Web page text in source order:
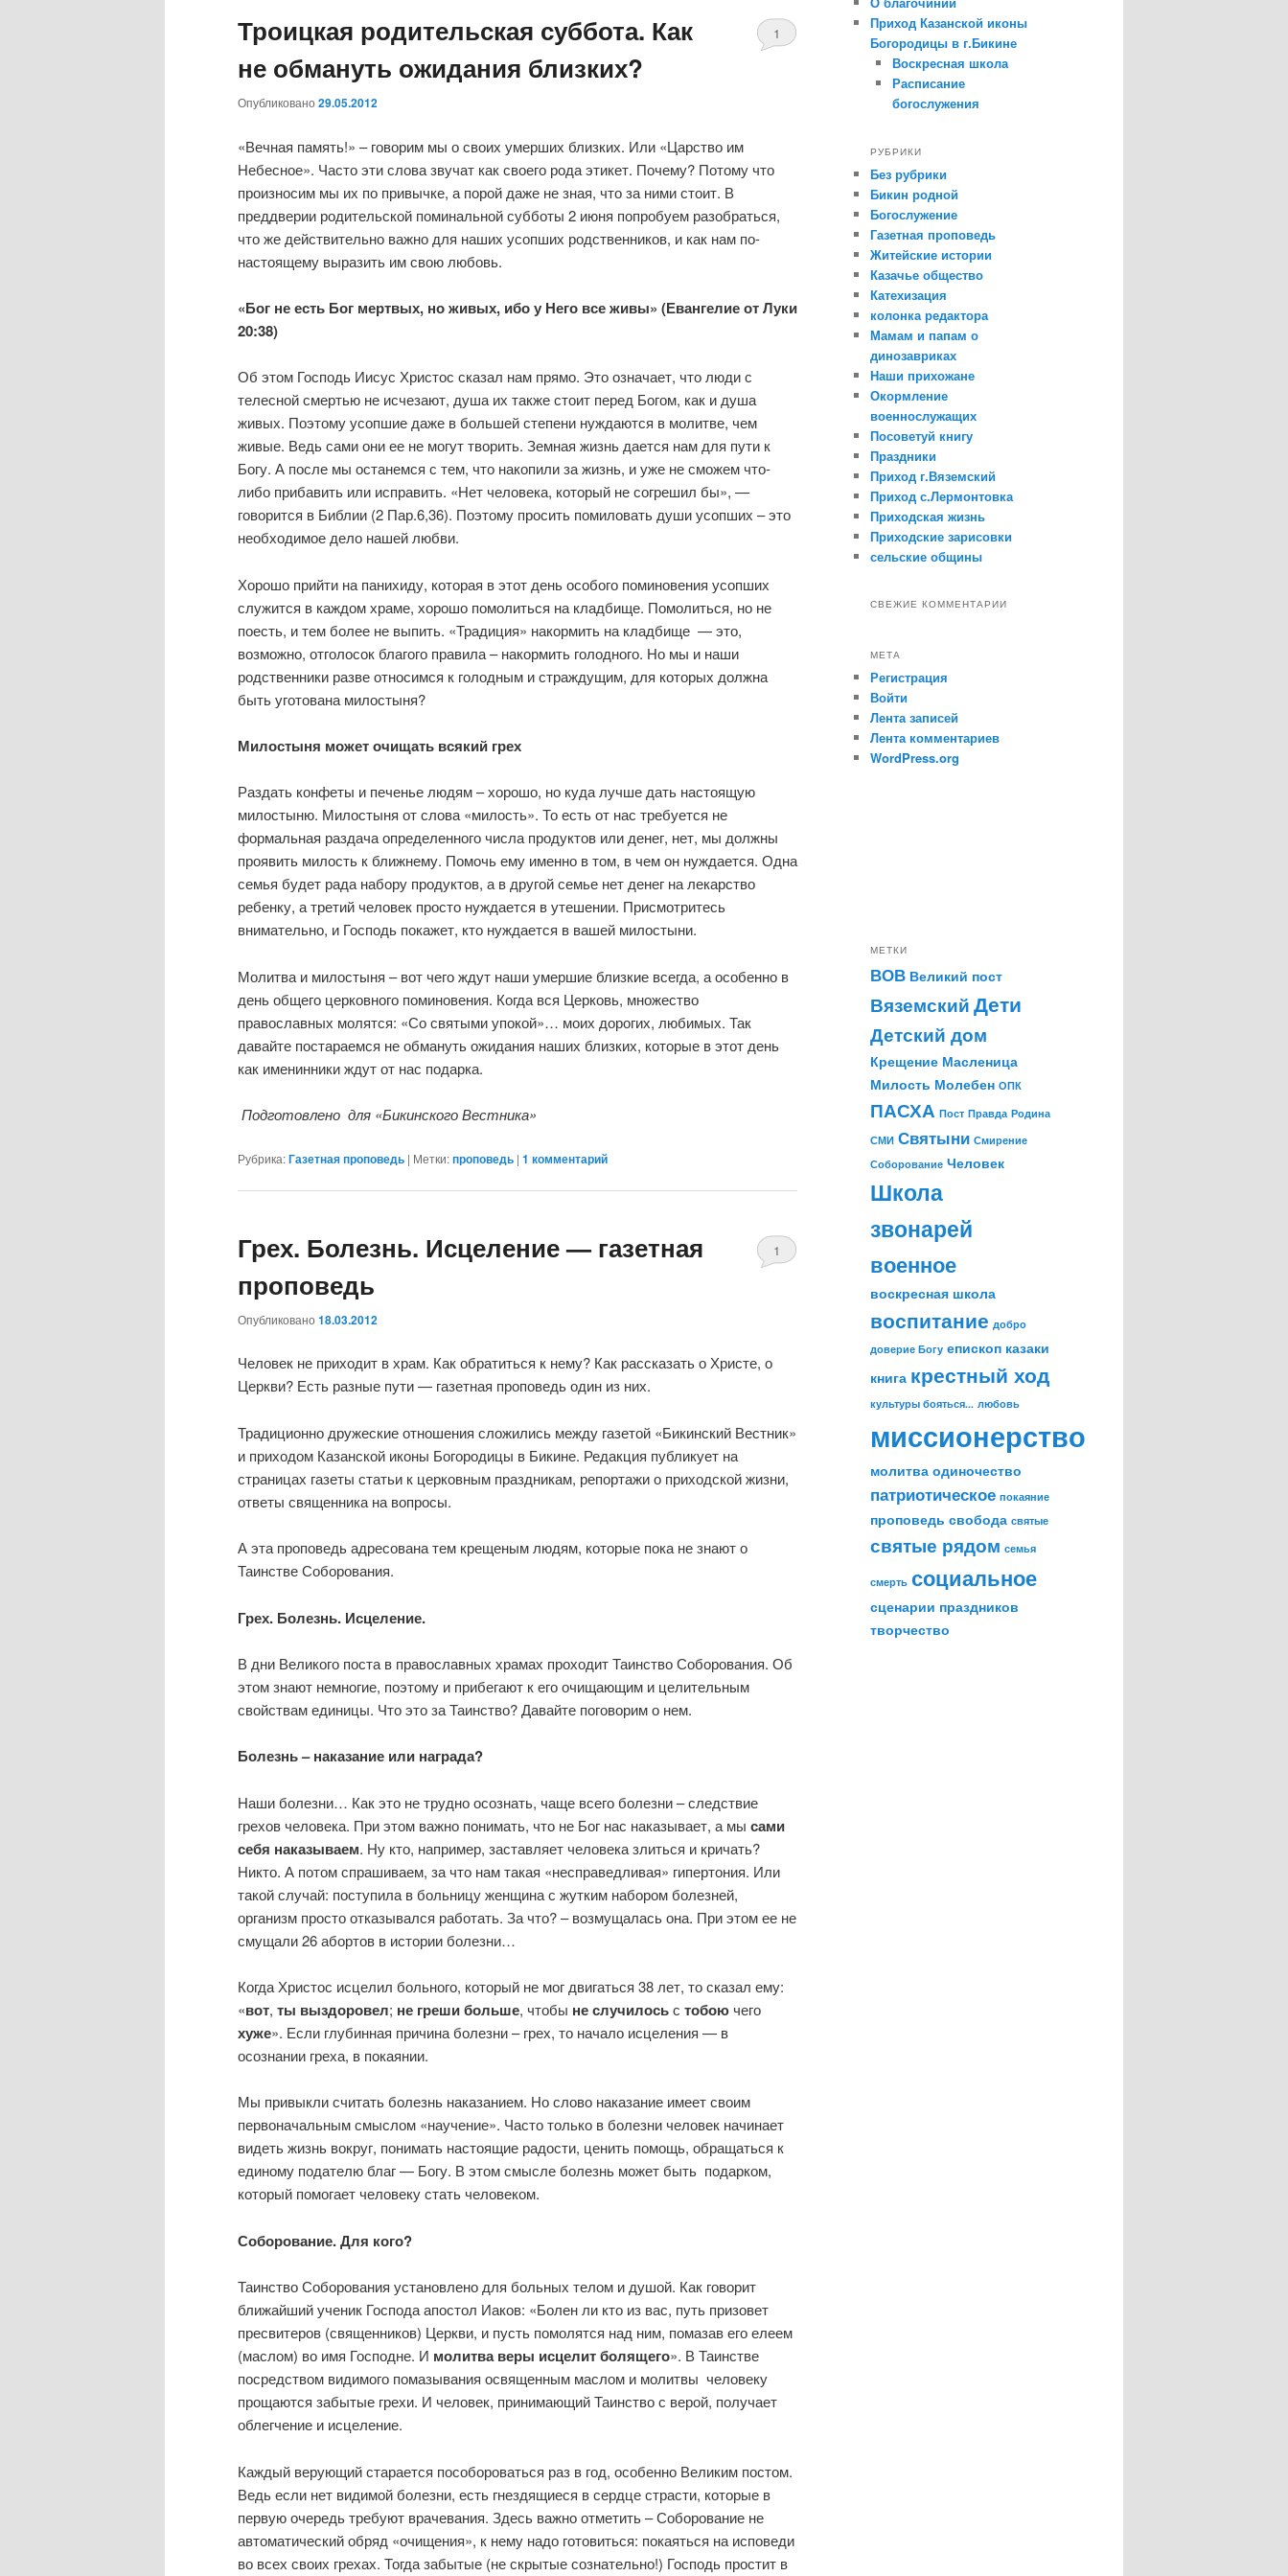
Троицкая родительская суббота. Как
не обмануть ожидания близких?
Опубликовано 29.05.2012
1
«Вечная память!» – говорим мы о своих умерших близких. Или «Царство им
Небесное». Часто эти слова звучат как своего рода этикет. Почему? Потому что
произносим мы их по привычке, а порой даже не зная, что за ними стоит. В
преддверии родительской поминальной субботы 2 июня попробуем разобраться,
что же действительно важно для наших усопших родственников, и как нам по-
настоящему выразить им свою любовь.
«Бог не есть Бог мертвых, но живых, ибо у Него все живы» (Евангелие от Луки
20:38)
Об этом Господь Иисус Христос сказал нам прямо. Это означает, что люди с
телесной смертью не исчезают, душа их также стоит перед Богом, как и душа
живых. Поэтому усопшие даже в большей степени нуждаются в молитве, чем
живые. Ведь сами они ее не могут творить. Земная жизнь дается нам для пути к
Богу. А после мы останемся с тем, что накопили за жизнь, и уже не сможем что-
либо прибавить или исправить. «Нет человека, который не согрешил бы», —
говорится в Библии (2 Пар.6,36). Поэтому просить помиловать души усопших – это
необходимое дело нашей любви.
Хорошо прийти на панихиду, которая в этот день особого поминовения усопших
служится в каждом храме, хорошо помолиться на кладбище. Помолиться, но не
поесть, и тем более не выпить. «Традиция» накормить на кладбище — это,
возможно, отголосок благого правила – накормить голодного. Но мы и наши
родственники разве относимся к голодным и страждущим, для которых должна
быть уготована милостыня?
Милостыня может очищать всякий грех
Раздать конфеты и печенье людям – хорошо, но куда лучше дать настоящую
милостыню. Милостыня от слова «милость». То есть от нас требуется не
формальная раздача определенного числа продуктов или денег, нет, мы должны
проявить милость к ближнему. Помочь ему именно в том, в чем он нуждается. Одна
семья будет рада набору продуктов, а в другой семье нет денег на лекарство
ребенку, а третий человек просто нуждается в утешении. Присмотритесь
внимательно, и Господь покажет, кто нуждается в вашей милостыни.
Молитва и милостыня – вот чего ждут наши умершие близкие всегда, а особенно в
день общего церковного поминовения. Когда вся Церковь, множество
православных молятся: «Со святыми упокой»… моих дорогих, любимых. Так
давайте постараемся не обмануть ожидания наших близких, которые в этот день
как именинники ждут от нас подарка.
Подготовлено для «Бикинского Вестника»
Рубрика:Газетная проповедь | Метки:проповедь | 1 комментарий
Грех. Болезнь. Исцеление — газетная
проповедь
Опубликовано 18.03.2012
1
Человек не приходит в храм. Как обратиться к нему? Как рассказать о Христе, о
Церкви? Есть разные пути — газетная проповедь один из них.
Традиционно дружеские отношения сложились между газетой «Бикинский Вестник»
и приходом Казанской иконы Богородицы в Бикине. Редакция публикует на
страницах газеты статьи к церковным праздникам, репортажи о приходской жизни,
ответы священника на вопросы.
А эта проповедь адресована тем крещеным людям, которые пока не знают о
Таинстве Соборования.
Грех. Болезнь. Исцеление.
В дни Великого поста в православных храмах проходит Таинство Соборования. Об
этом знают немногие, поэтому и прибегают к его очищающим и целительным
свойствам единицы. Что это за Таинство? Давайте поговорим о нем.
Болезнь – наказание или награда?
Наши болезни… Как это не трудно осознать, чаще всего болезни – следствие
грехов человека. При этом важно понимать, что не Бог нас наказывает, а мы сами
себя наказываем. Ну кто, например, заставляет человека злиться и кричать?
Никто. А потом спрашиваем, за что нам такая «несправедливая» гипертония. Или
такой случай: поступила в больницу женщина с жутким набором болезней,
организм просто отказывался работать. За что? – возмущалась она. При этом ее не
смущали 26 абортов в истории болезни…
Когда Христос исцелил больного, который не мог двигаться 38 лет, то сказал ему:
«вот, ты выздоровел; не греши больше, чтобы не случилосьс тобою чего
хуже». Если глубинная причина болезни – грех, то начало исцеления — в
осознании греха, в покаянии.
Мы привыкли считать болезнь наказанием. Но слово наказание имеет своим
первоначальным смыслом «научение». Часто только в болезни человек начинает
видеть жизнь вокруг, понимать настоящие радости, ценить помощь, обращаться к
единому подателю благ — Богу. В этом смысле болезнь может быть подарком,
который помогает человеку стать человеком.
Соборование. Для кого?
Таинство Соборования установлено для больных телом и душой. Как говорит
ближайший ученик Господа апостол Иаков: «Болен ли кто из вас, путь призовет
пресвитеров (священников) Церкви, и пусть помолятся над ним, помазав его елеем
(маслом) во имя Господне. И молитва веры исцелит болящего». В Таинстве
посредством видимого помазывания освященным маслом и молитвы человеку
прощаются забытые грехи. И человек, принимающий Таинство с верой, получает
облегчение и исцеление.
Каждый верующий старается пособороваться раз в год, особенно Великим постом.
Ведь если нет видимой болезни, есть гнездящиеся в сердце страсти, которые в
первую очередь требуют врачевания. Здесь важно отметить – Соборование не
автоматический обряд «очищения», к нему надо готовиться: покаяться на исповеди
во всех своих грехах. Тогда забытые (не скрытые сознательно!) Господь простит в
Приход Казанской иконы
Богородицы в г.Бикине
Воскресная школа
Расписание
богослужения
РУБРИКИ
Без рубрики
Бикин родной
Богослужение
Газетная проповедь
Житейские истории
Казачье общество
Катехизация
колонка редактора
Мамам и папам о
динозавриках
Наши прихожане
Окормление
военнослужащих
Посоветуй книгу
Праздники
Приход г.Вяземский
Приход с.Лермонтовка
Приходская жизнь
Приходские зарисовки
сельские общины
СВЕЖИЕ КОММЕНТАРИИ
МЕТА
Регистрация
Войти
Лента записей
Лента комментариев
WordPress.org
МЕТКИ
ВОВ Великий пост
ВяземскийДети
Детский дом
Крещение Масленица
Милость Молебен ОПК
ПАСХА Пост Правда Родина
СМИ Святыни Смирение
Соборование Человек
Школа
звонарей
военное
воскресная школа
воспитание добро
доверие Богу епископ казаки
книга крестный ход
культуры бояться... любовь
миссионерство
молитва одиночество
патриотическое покаяние
проповедь свобода святые
святые рядом семья
смерть социальное
сценарии праздников
творчество